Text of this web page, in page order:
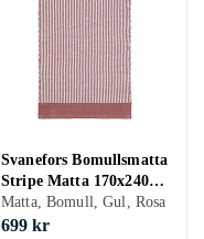
Svanefors Bomullsmatta
Stripe Matta 170x240
cm 1191-67-005
Matta, Bomull, Gul, Rosa
699 kr